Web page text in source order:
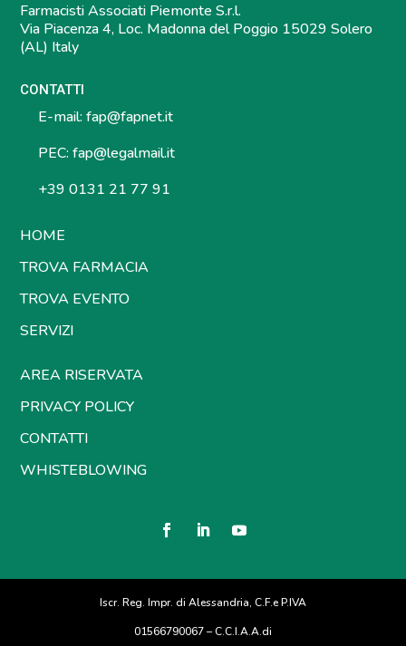
Farmacisti Associati Piemonte S.r.l.
Via Piacenza 4, Loc. Madonna del Poggio 15029 Solero
(AL) Italy
CONTATTI
E-mail: fap@fapnet.it
PEC: fap@legalmail.it
+39 0131 21 77 91
HOME
TROVA FARMACIA
TROVA EVENTO
SERVIZI
AREA RISERVATA
PRIVACY POLICY
CONTATTI
WHISTEBLOWING
Iscr. Reg. Impr. di Alessandria, C.F.e P.IVA
01566790067 – C.C.I.A.A.di